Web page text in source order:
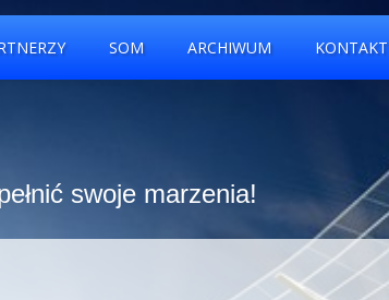
SOM ARCHIWUM KONTAKT
swoje marzenia!